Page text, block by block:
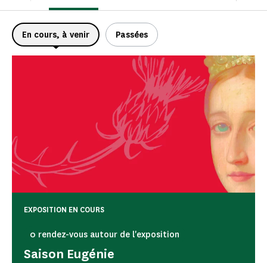
En cours, à venir Passées
Saison Eugénie
0 rendez-vous autour de l'exposition
EXPOSITION EN COURS